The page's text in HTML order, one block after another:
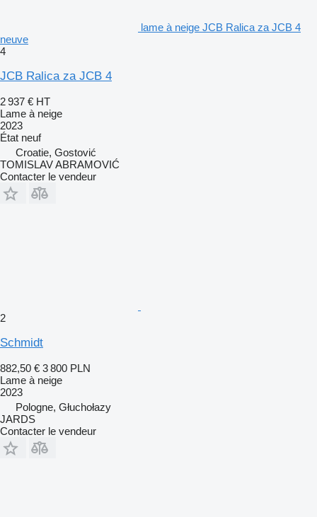
lame à neige JCB Ralica za JCB 4
neuve
4
JCB Ralica za JCB 4
2 937 € HT
Lame à neige
2023
État neuf
Croatie, Gostović
TOMISLAV ABRAMOVIĆ
Contacter le vendeur
2
Schmidt
882,50 € 3 800 PLN
Lame à neige
2023
Pologne, Głuchołazy
JARDS
Contacter le vendeur